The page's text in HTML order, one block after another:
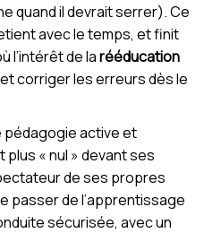
quand il devrait serrer). Ce
avec le temps, et finit
l’intérêt de larééducation
corriger les erreurs dès le
active et
plus « nul » devant ses
de ses propres
passer de l’apprentissage
sécurisée, avec un